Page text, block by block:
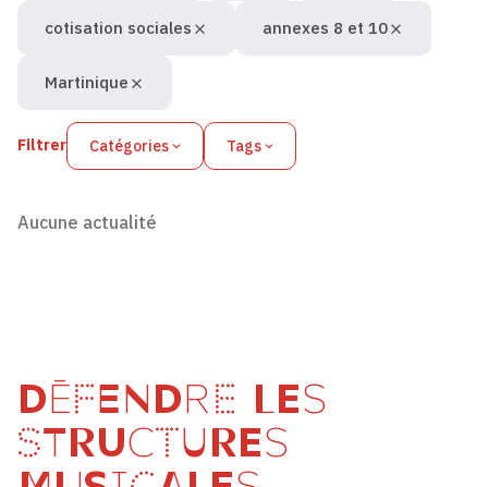
Filtrer Catégories Tags
cotisation sociales annexes 8 et 10
Martinique
Aucune actualité
DÉFENDRE LES
STRUCTURES